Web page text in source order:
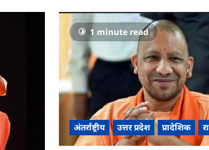
1 minute read
अंतर्राष्ट्रीय उत्तर प्रदेश प्रादेशिक